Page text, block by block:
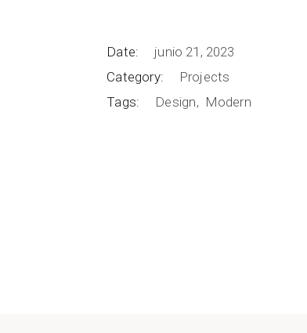
Date:
junio 21, 2023
Category:
Projects
Tags:
Design Modern